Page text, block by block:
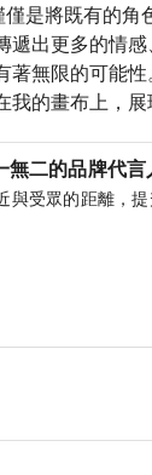
是將既有的角
遞出更多的情
著無限的可能
的畫布上，展
二的品牌代言
受眾的距離，提